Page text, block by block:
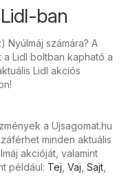
ban
Nyúlmáj számára? A
Lidl boltban kapható a
Lidl akciós
a Ujsagomat.hu
minden aktuális
akcióját, valamint
például: Tej Vaj Sajt